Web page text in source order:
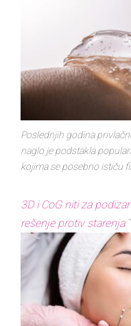
Poslednjih godina
naglo je podstakla
kojima se posebno ističu
3D i CoG niti za
rešenje protiv starenja